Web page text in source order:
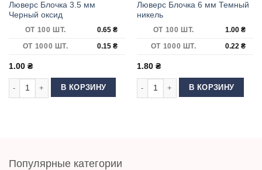
Люверс Блочка 3.5 мм
Черный оксид
ОТ 100 ШТ. 0.65 ₴
ОТ 1000 ШТ.
0.15 ₴
1.00 ₴
Количество товара Люверс Блочка 3.5 мм Черный оксид
В КОРЗИНУ
Люверс Блочка 6 мм Темный
никель
ОТ 100 ШТ. 1.00 ₴
ОТ 1000 ШТ.
0.22 ₴
1.80 ₴
Количество товара Люверс
В КОРЗИНУ
Популярные категории